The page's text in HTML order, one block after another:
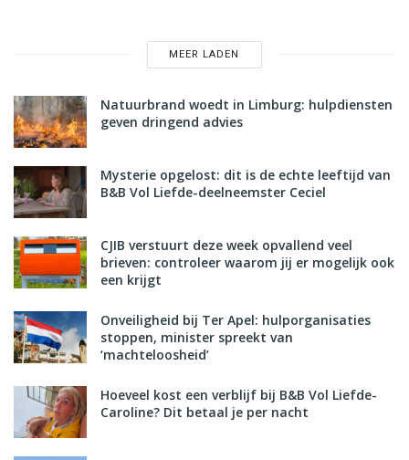
MEER LADEN
Natuurbrand woedt in Limburg: hulpdiensten
geven dringend advies
Mysterie opgelost: dit is de echte leeftijd van
B&B Vol Liefde-deelneemster Ceciel
CJIB verstuurt deze week opvallend veel
brieven: controleer waarom jij er mogelijk ook
een krijgt
Onveiligheid bij Ter Apel: hulporganisaties
stoppen, minister spreekt van
‘machteloosheid’
Hoeveel kost een verblijf bij B&B Vol Liefde-
Caroline? Dit betaal je per nacht